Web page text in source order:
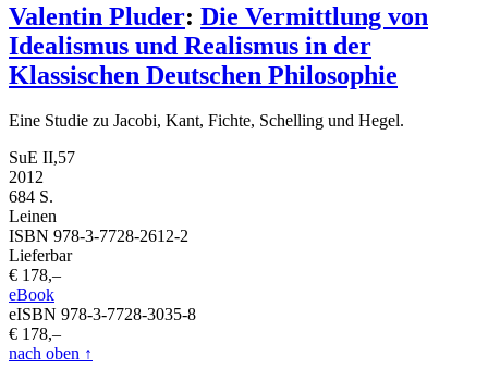
Valentin Pluder: Die Vermittlung von
Idealismus und Realismus in der
Klassischen Deutschen Philosophie
Eine Studie zu Jacobi, Kant, Fichte, Schelling und Hegel.
SuE II,57
2012
684 S.
Leinen
ISBN 978-3-7728-2612-2
Lieferbar
€ 178,–
eBook
eISBN 978-3-7728-3035-8
€ 178,–
nach oben ↑